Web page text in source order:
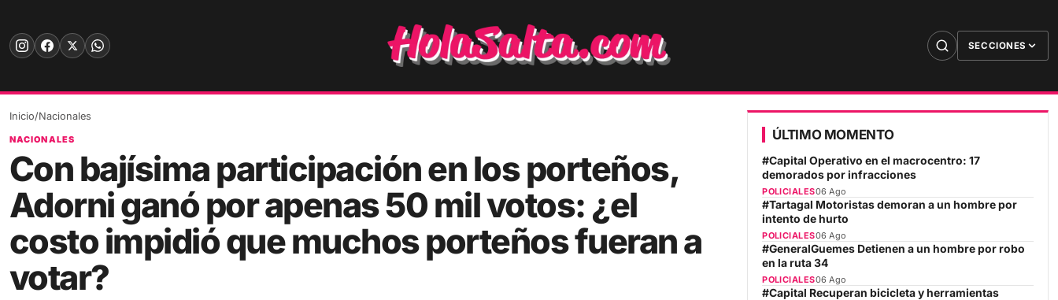
content
SECCIONES
Inicio/Nacionales
NACIONALES
Con bajísima participación en los porteños,
Adorni ganó por apenas 50 mil votos: ¿el
costo impidió que muchos porteños fueran a
votar?
ÚLTIMO MOMENTO
#Capital Operativo en el macrocentro: 17
demorados por infracciones
POLICIALES06 Ago
#Tartagal Motoristas demoran a un hombre por
intento de hurto
POLICIALES06 Ago
#GeneralGuemes Detienen a un hombre por robo
en la ruta 34
POLICIALES06 Ago
#Capital Recuperan bicicleta y herramientas